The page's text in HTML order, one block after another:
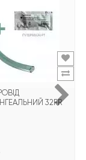
32FR